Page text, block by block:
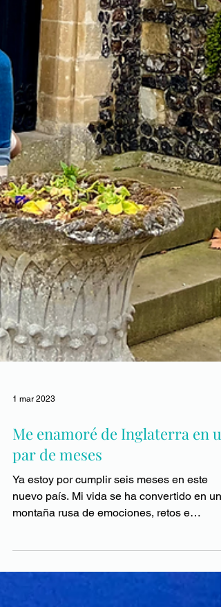
1 mar 2023
Me enamoré de Inglaterra en un
par de meses
nuevo país. Mi vida se ha convertido en una